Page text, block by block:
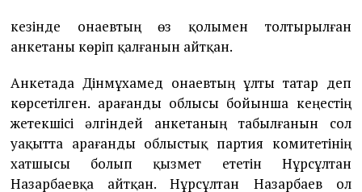
кезінде Қонаевтың өз қолымен толтырылған
анкетаны көріп қалғанын айтқан.
Анкетада Дінмұхамед Қонаевтың ұлты татар деп
көрсетілген. Қарағанды облысы бойынша кеңестің
жетекшісі әлгіндей анкетаның табылғанын сол
уақытта Қарағанды облыстық партия комитетінің
хатшысы болып қызмет ететін Нұрсұлтан
Назарбаевқа айтқан. Нұрсұлтан Назарбаев ол